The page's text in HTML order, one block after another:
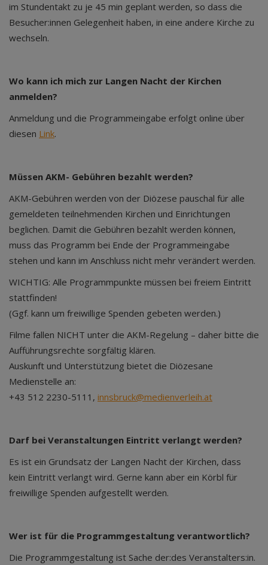
im Stundentakt zu je 45 min geplant werden, so dass die
Besucher:innen Gelegenheit haben, in eine andere Kirche zu
wechseln.
Wo kann ich mich zur Langen Nacht der Kirchen
anmelden?
Anmeldung und die Programmeingabe erfolgt online über
diesen Link.
Müssen AKM- Gebühren bezahlt werden?
AKM-Gebühren werden von der Diözese pauschal für alle
gemeldeten teilnehmenden Kirchen und Einrichtungen
beglichen. Damit die Gebühren bezahlt werden können,
muss das Programm bei Ende der Programmeingabe
stehen und kann im Anschluss nicht mehr verändert werden.
WICHTIG: Alle Programmpunkte müssen bei freiem Eintritt
stattfinden!
(Ggf. kann um freiwillige Spenden gebeten werden.)
Filme fallen NICHT unter die AKM-Regelung – daher bitte die
Aufführungsrechte sorgfältig klären.
Auskunft und Unterstützung bietet die Diözesane
Medienstelle an:
+43 512 2230-5111, innsbruck@medienverleih.at
Darf bei Veranstaltungen Eintritt verlangt werden?
Es ist ein Grundsatz der Langen Nacht der Kirchen, dass
kein Eintritt verlangt wird. Gerne kann aber ein Körbl für
freiwillige Spenden aufgestellt werden.
Wer ist für die Programmgestaltung verantwortlich?
Die Programmgestaltung ist Sache der:des Veranstalters:in.